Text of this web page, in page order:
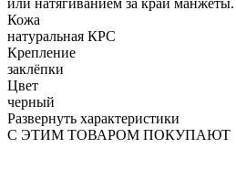
Кожа
натуральная КРС
Крепление
заклёпки
Цвет
черный
Развернуть характеристики
С ЭТИМ ТОВАРОМ ПОКУПАЮТ